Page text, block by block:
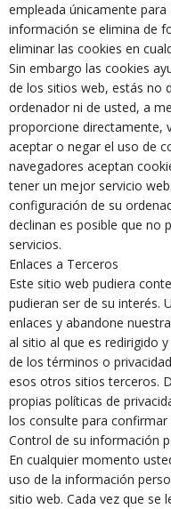
empleada únicamente
información se elimina de
eliminar las cookies en
Sin embargo las cookies
de los sitios web, estás no
ordenador ni de usted, a
proporcione directamente,
aceptar o negar el uso de
navegadores aceptan
tener un mejor servicio
configuración de su
declinan es posible que no
servicios.
Enlaces a Terceros
Este sitio web pudiera
pudieran ser de su interés.
enlaces y abandone
al sitio al que es redirigido
de los términos o
esos otros sitios terceros.
propias políticas de
los consulte para
Control de su información
En cualquier momento
uso de la información
sitio web. Cada vez que